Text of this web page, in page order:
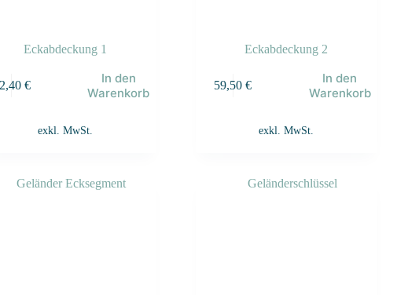
Eckabdeckung 1
€
In den
Warenkorb
exkl. MwSt.
Eckabdeckung 2
59,50€
In den
Warenkorb
exkl. MwSt.